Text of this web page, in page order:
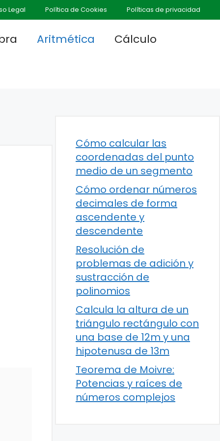
Legal Política de Cookies Políticas de privacidad
Aritmética Cálculo
Cómo calcular las
coordenadas del punto
medio de un segmento
Cómo ordenar números
decimales de forma
ascendente y
descendente
Resolución de
problemas de adición y
sustracción de
polinomios
Calcula la altura de un
triángulo rectángulo con
una base de 12m y una
hipotenusa de 13m
Teorema de Moivre:
Potencias y raíces de
números complejos